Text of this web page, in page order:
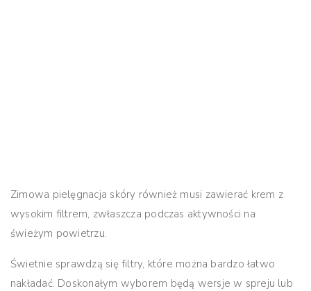
Zimowa pielęgnacja skóry również musi zawierać krem z
wysokim filtrem, zwłaszcza podczas aktywności na
świeżym powietrzu.
Świetnie sprawdzą się filtry, które można bardzo łatwo
nakładać. Doskonałym wyborem będą wersje w spreju lub